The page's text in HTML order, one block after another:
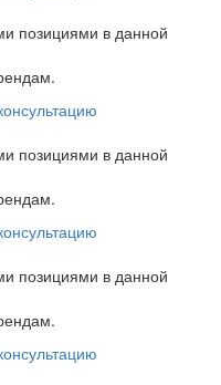
позициями в данной
позициями в данной
позициями в данной